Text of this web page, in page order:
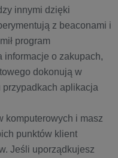
innymi dzięki
z beaconami i
program
informacje o zakupach,
dokonują w
aplikacja
komputerowych i masz
punktów klient
Jeśli uporządkujesz